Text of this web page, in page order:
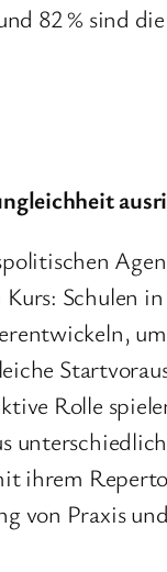
82 % sind
Schulen
Rolle
ihrem
Praxis